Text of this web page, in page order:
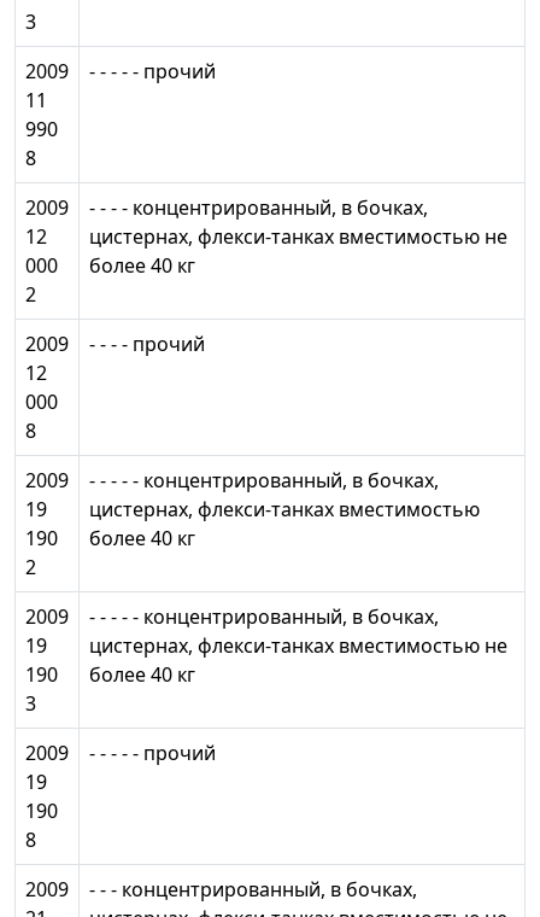
3
2009
11
990
8
- - - - - прочий
2009
12
000
2
- - - - концентрированный, в бочках,
цистернах, флекси-танках вместимостью не
более 40 кг
2009
12
000
8
- - - - прочий
2009
19
190
2
- - - - - концентрированный, в бочках,
цистернах, флекси-танках вместимостью
более 40 кг
2009
19
190
3
- - - - - концентрированный, в бочках,
цистернах, флекси-танках вместимостью не
более 40 кг
2009
19
190
8
- - - - - прочий
2009
- - - концентрированный, в бочках,